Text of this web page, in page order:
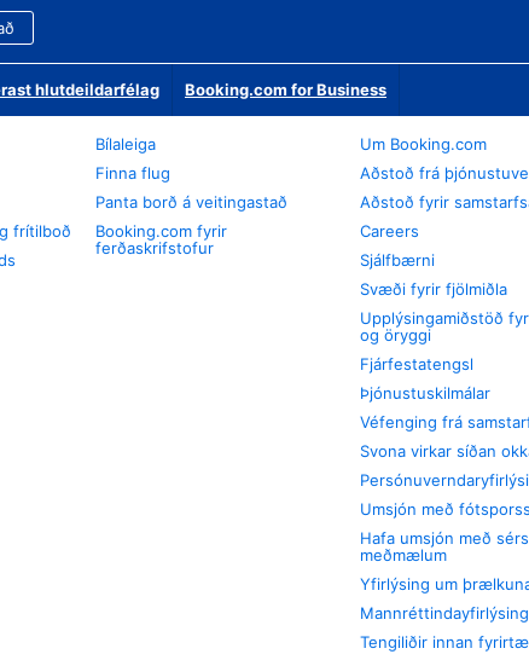
hlutdeildarfélag Booking.com for Business
frítilboð
Bílaleiga
Finna flug
Panta borð á veitingastað
Booking.com fyrir
ferðaskrifstofur
Um Booking.com
Aðstoð frá
Aðstoð fyrir
Careers
Sjálfbærni
Svæði fyrir fjölmiðla
Upplýsingamiðstöð
og öryggi
Fjárfestatengsl
Þjónustuskilmálar
Véfenging frá
Svona virkar síðan
Umsjón með
Hafa umsjón með
meðmælum
Yfirlýsing um
Mannréttindayfirlýsing
Tengiliðir innan